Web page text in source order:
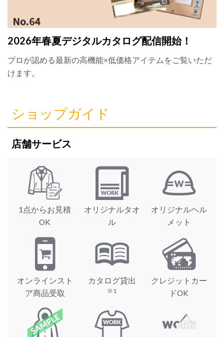
2026年春夏デジタルカタログ配信開始！
プロが認める最新の高機能×低価格アイテムをご覧いただ
けます。
ショップガイド
店舗サービス
1点からお見積
OK
オリジナルタオ
ル
オリジナルヘル
メット
オンラインスト
ア商品受取
カタログ貸出
※1
クレジットカー
ドOK